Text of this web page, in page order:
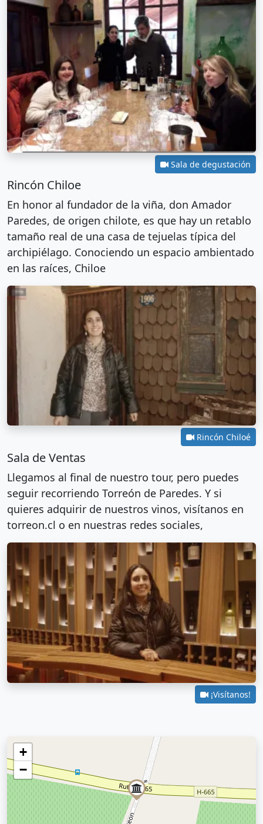
Sala de degustación
Rincón Chiloe
En honor al fundador de la viña, don Amador
Paredes, de origen chilote, es que hay un retablo
tamaño real de una casa de tejuelas típica del
archipiélago. Conociendo un espacio ambientado
en las raíces, Chiloe
Rincón Chiloé
Sala de Ventas
Llegamos al final de nuestro tour, pero puedes
seguir recorriendo Torreón de Paredes. Y si
quieres adquirir de nuestros vinos, visítanos en
torreon.cl o en nuestras redes sociales,
¡Visítanos!
+
−